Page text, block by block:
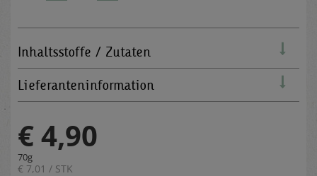
Inhaltsstoffe / Zutaten
Lieferanteninformation
€ 4,90
70g
€ 7,01 / STK